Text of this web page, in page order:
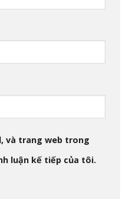
và trang web trong
luận kế tiếp của tôi.